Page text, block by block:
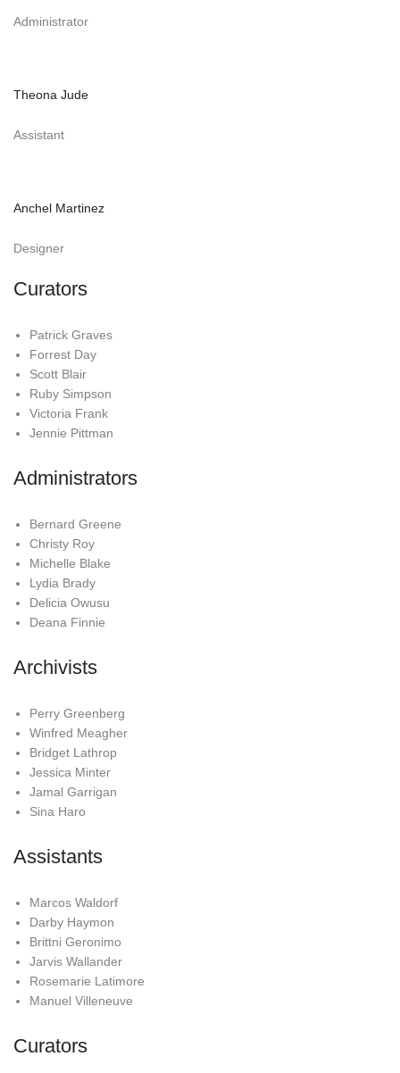
Administrator
Theona Jude
Assistant
Anchel Martinez
Designer
Curators
Patrick Graves
Forrest Day
Scott Blair
Ruby Simpson
Victoria Frank
Jennie Pittman
Administrators
Bernard Greene
Christy Roy
Michelle Blake
Lydia Brady
Delicia Owusu
Deana Finnie
Archivists
Perry Greenberg
Winfred Meagher
Bridget Lathrop
Jessica Minter
Jamal Garrigan
Sina Haro
Assistants
Marcos Waldorf
Darby Haymon
Brittni Geronimo
Jarvis Wallander
Rosemarie Latimore
Manuel Villeneuve
Curators